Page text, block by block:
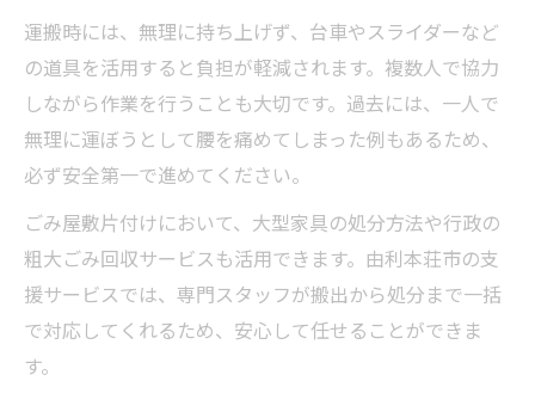
運搬時には、無理に持ち上げず、台車やスライダーなど
の道具を活用すると負担が軽減されます。複数人で協力
しながら作業を行うことも大切です。過去には、一人で
無理に運ぼうとして腰を痛めてしまった例もあるため、
必ず安全第一で進めてください。
ごみ屋敷片付けにおいて、大型家具の処分方法や行政の
粗大ごみ回収サービスも活用できます。由利本荘市の支
援サービスでは、専門スタッフが搬出から処分まで一括
で対応してくれるため、安心して任せることができま
す。